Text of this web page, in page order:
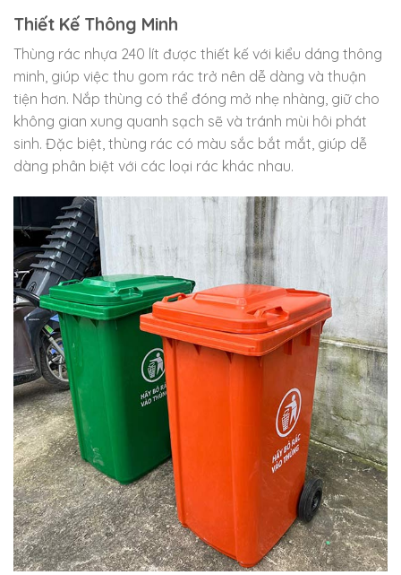
Thiết Kế Thông Minh
Thùng rác nhựa 240 lít được thiết kế với kiểu dáng thông
minh, giúp việc thu gom rác trở nên dễ dàng và thuận
tiện hơn. Nắp thùng có thể đóng mở nhẹ nhàng, giữ cho
không gian xung quanh sạch sẽ và tránh mùi hôi phát
sinh. Đặc biệt, thùng rác có màu sắc bắt mắt, giúp dễ
dàng phân biệt với các loại rác khác nhau.